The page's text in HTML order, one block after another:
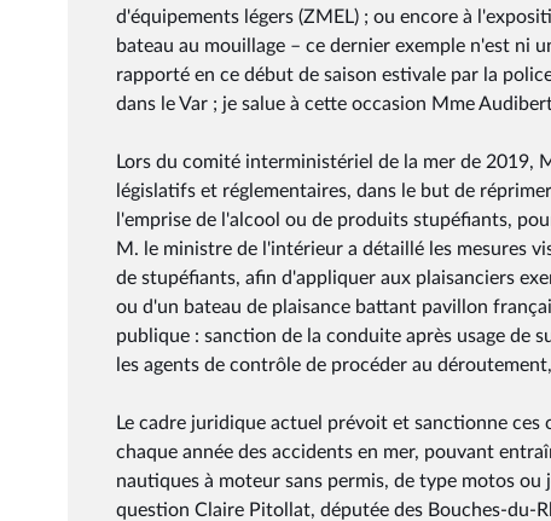
d'équipements légers (ZMEL) ; ou encore à
bateau au mouillage – ce dernier exemple n'est ni
rapporté en ce début de saison estivale par la
dans le Var ; je salue à cette occasion Mme
Lors du comité interministériel de la mer de 2019,
législatifs et réglementaires, dans le but de
l'emprise de l'alcool ou de produits stupéfiants,
M. le ministre de l'intérieur a détaillé les mesures
de stupéfiants, afin d'appliquer aux plaisanciers
ou d'un bateau de plaisance battant pavillon
publique : sanction de la conduite après usage de
les agents de contrôle de procéder au
Le cadre juridique actuel prévoit et sanctionne ces
chaque année des accidents en mer, pouvant
nautiques à moteur sans permis, de type motos
question Claire Pitollat, députée des Bouches-du-